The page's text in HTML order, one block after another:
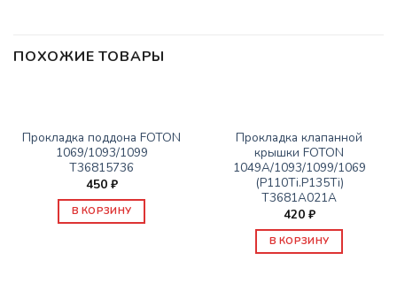
ПОХОЖИЕ ТОВАРЫ
Прокладка поддона FOTON
1069/1093/1099
Т36815736
450 ₽
В КОРЗИНУ
Прокладка клапанной
крышки FOTON
1049A/1093/1099/1069
(P110Ti.P135Ti)
Т3681А021А
420 ₽
В КОРЗИНУ